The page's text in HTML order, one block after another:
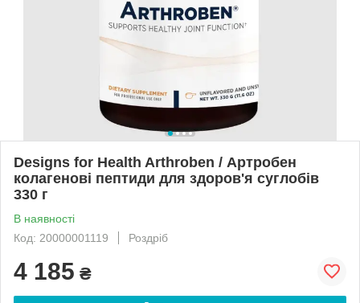
Designs for Health Arthroben / Артробен
колагенові пептиди для здоров'я суглобів
330 г
В наявності
Код: 20000001119
Роздріб
4 185 ₴